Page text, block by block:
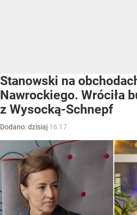
Stanowski na
Nawrockiego. Wróciła
z Wysocką-Schnepf
Dodano:dzisiaj 16:17